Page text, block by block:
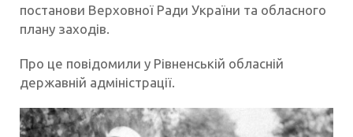
постанови Верховної Ради України та обласного
плану заходів.
Про це повідомили у Рівненській обласній
державній адміністрації.